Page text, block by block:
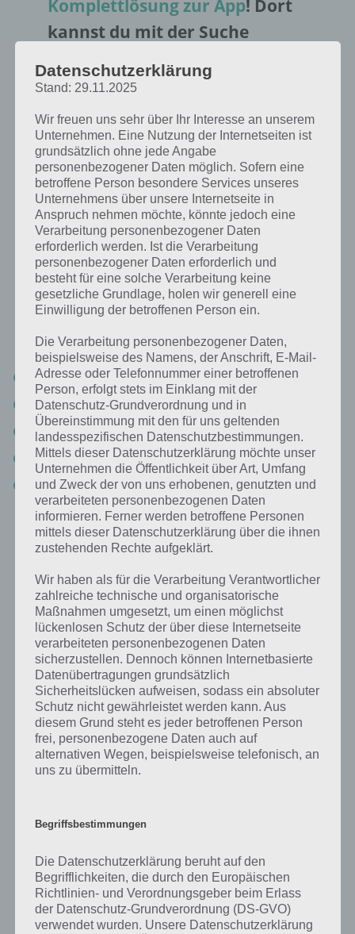
Komplettlösung zur App! Dort
kannst du mit der Suche
Lösungen der über 100 Level
finden!
Da die Reihenfolge der Level in 94% bei jedem Spieler anders sind,
findest du nachfolgend die 94% Lösung zum Sachverhalt “Ein Beruf,
bei dem man mit Kindern arbeitet”.
Ein Beruf, bei dem man mit Kindern
arbeitet: Lösung für 94%
Nachfolgend findest du alle richtigen Antworten zum Sachverhalt Ein
ist dabei nach den Prozent-Werten sortiert. Hier die Antworten:
Erzieher
Lehrer
Kinderarzt
Krankenschwester
Trainer
Weitere Aufgaben und Rätsel im gleichen
Ebenfalls im gleichen Level wie “Ein Beruf, bei dem man mit Kindern
arbeitet” befinden sich “Ein Kleidungsstück, das man oft kauft, ohne
es anzuprobieren” und “Bild: Mann mit Toast“. Klicke einfach auf den
Sachverhalt, um zur 94% Lösung zu gelangen.
Auf WhatsApp teilen Teilen auf Facebook
Tweet auf Twitter
Mehr Artikel hier auf Touchportal
Datenschutzerklärung
Stand: 29.11.2025
Wir freuen uns sehr über Ihr Interesse an unserem
Unternehmen. Eine Nutzung der Internetseiten ist
grundsätzlich ohne jede Angabe
personenbezogener Daten möglich. Sofern eine
betroffene Person besondere Services unseres
Unternehmens über unsere Internetseite in
Anspruch nehmen möchte, könnte jedoch eine
Verarbeitung personenbezogener Daten
erforderlich werden. Ist die Verarbeitung
personenbezogener Daten erforderlich und
besteht für eine solche Verarbeitung keine
gesetzliche Grundlage, holen wir generell eine
Einwilligung der betroffenen Person ein.
Die Verarbeitung personenbezogener Daten,
beispielsweise des Namens, der Anschrift, E-Mail-
Adresse oder Telefonnummer einer betroffenen
Person, erfolgt stets im Einklang mit der
Datenschutz-Grundverordnung und in
Übereinstimmung mit den für uns geltenden
landesspezifischen Datenschutzbestimmungen.
Mittels dieser Datenschutzerklärung möchte unser
Unternehmen die Öffentlichkeit über Art, Umfang
und Zweck der von uns erhobenen, genutzten und
verarbeiteten personenbezogenen Daten
informieren. Ferner werden betroffene Personen
mittels dieser Datenschutzerklärung über die ihnen
zustehenden Rechte aufgeklärt.
Wir haben als für die Verarbeitung Verantwortlicher
zahlreiche technische und organisatorische
Maßnahmen umgesetzt, um einen möglichst
lückenlosen Schutz der über diese Internetseite
verarbeiteten personenbezogenen Daten
sicherzustellen. Dennoch können Internetbasierte
Datenübertragungen grundsätzlich
Sicherheitslücken aufweisen, sodass ein absoluter
Schutz nicht gewährleistet werden kann. Aus
diesem Grund steht es jeder betroffenen Person
frei, personenbezogene Daten auch auf
alternativen Wegen, beispielsweise telefonisch, an
uns zu übermitteln.
Begriffsbestimmungen
Die Datenschutzerklärung beruht auf den
Begrifflichkeiten, die durch den Europäischen
Richtlinien- und Verordnungsgeber beim Erlass
der Datenschutz-Grundverordnung (DS-GVO)
verwendet wurden. Unsere Datenschutzerklärung